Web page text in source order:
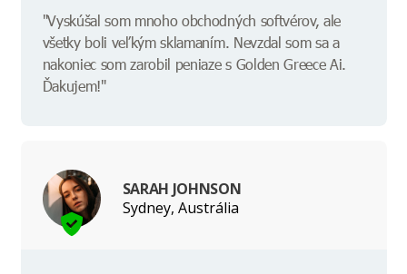
"Vyskúšal som mnoho obchodných softvérov, ale
všetky boli veľkým sklamaním. Nevzdal som sa a
nakoniec som zarobil peniaze s Golden Greece Ai.
Ďakujem!"
SARAH JOHNSON
Sydney, Austrália